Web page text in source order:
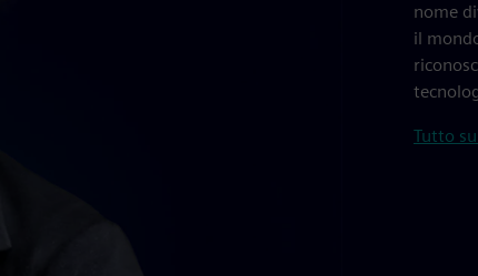
nome
il
Tutto